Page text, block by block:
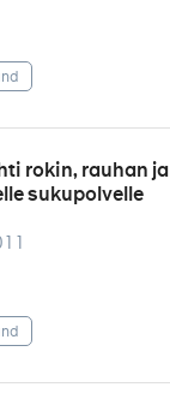
rokin, rauhan ja
sukupolvelle